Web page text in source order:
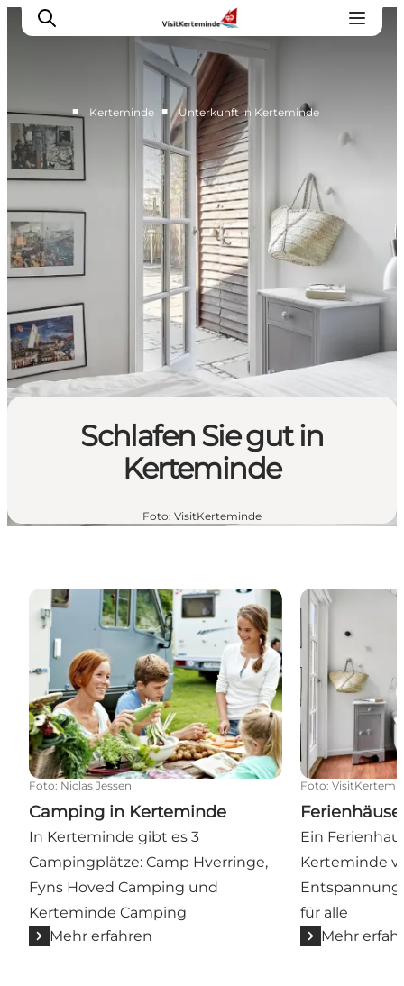
Sehenswürdigkeiten
Aktivitäten
Essen und trinken
Unterkünfte
Reiseplanung
Veranstaltungen
■ Kerteminde ■ Unterkunft in Kerteminde
Schlafen Sie gut in
Kerteminde
Foto: VisitKerteminde
Camping in Kerteminde
Foto: Niclas Jessen
Camping in Kerteminde
In Kerteminde gibt es 3
Campingplätze: Camp Hverringe,
Fyns Hoved Camping und
Kerteminde Camping
Mehr erfahren
Ferienhäuser
Foto:
Ein
Kerteminde
für alle
Mehr